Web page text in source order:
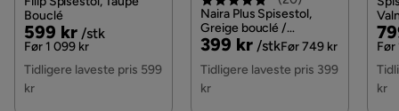
Motstandstekst:
Bouclé
Pris
599 kr /stk
Original
Pris
Før 1 099 kr
Tidligere laveste pris 599
kr
Naira Plus Spisestol,
Greige bouclé /
Metallben valnøtt
Pris
399 kr /stk
Original
Pris
Før 749 kr
Tidligere laveste pris 399
kr
Før
kr